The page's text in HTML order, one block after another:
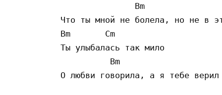
               Bm
Что ты мной не болела, но не в
Bm       Cm
Ты улыбалась так мило
          Bm
О любви говорила, а я тебе верил